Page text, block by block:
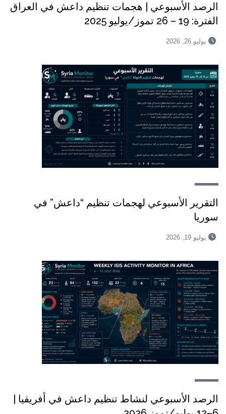
الرصد الأسبوعي | هجمات تنظيم داعش في العراق
الفترة: 19 – 26 تموز/يوليو 2025
يوليو 26, 2026
التقرير الأسبوعي لهجمات تنظيم “داعش” في
سوريا
يوليو 19, 2026
الرصد الأسبوعي لنشاط تنظيم داعش في أفريقيا |